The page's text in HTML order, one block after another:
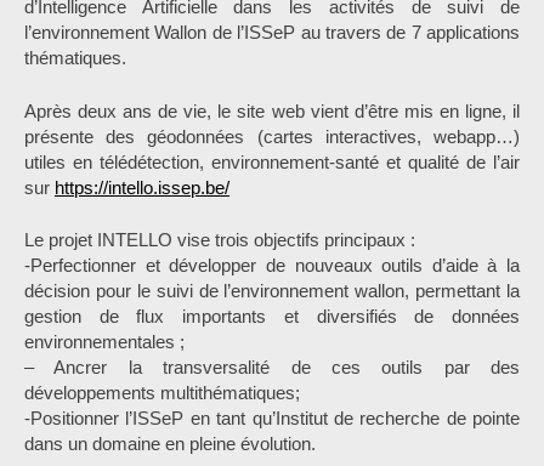
d’Intelligence Artificielle dans les activités de suivi de
l’environnement Wallon de l’ISSeP au travers de 7 applications
thématiques.
Après deux ans de vie, le site web vient d’être mis en ligne, il
présente des géodonnées (cartes interactives, webapp…)
utiles en télédétection, environnement-santé et qualité de l’air
sur https://intello.issep.be/
Le projet INTELLO vise trois objectifs principaux :
-Perfectionner et développer de nouveaux outils d’aide à la
décision pour le suivi de l’environnement wallon, permettant la
gestion de flux importants et diversifiés de données
environnementales ;
– Ancrer la transversalité de ces outils par des
développements multithématiques;
-Positionner l’ISSeP en tant qu’Institut de recherche de pointe
dans un domaine en pleine évolution.